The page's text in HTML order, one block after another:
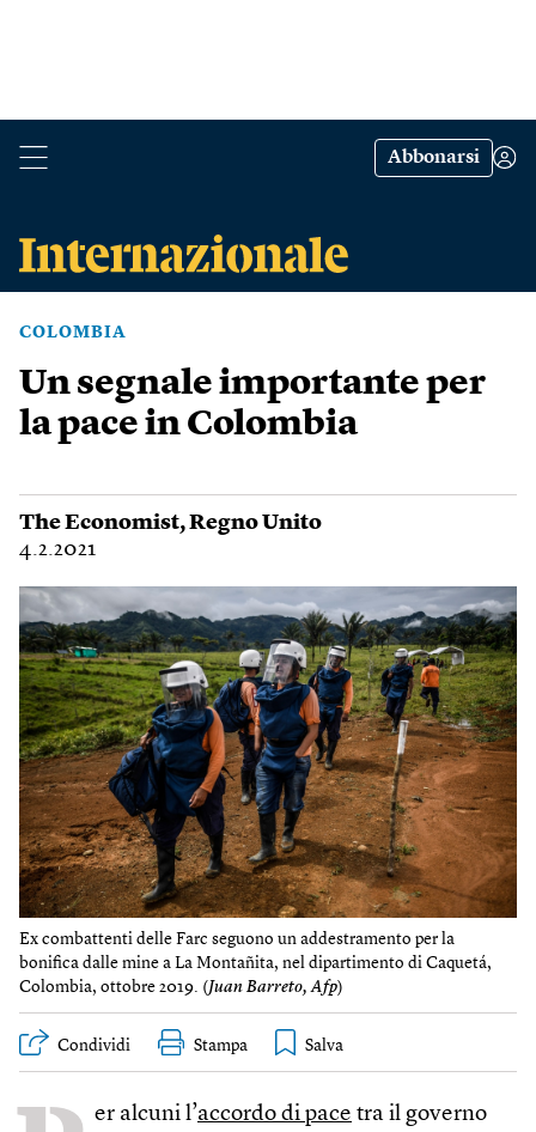
Abbonarsi
COLOMBIA
Un segnale importante per
la pace in Colombia
The Economist,Regno Unito
4.2.2021
Ex combattenti delle Farc seguono un addestramento per la
bonifica dalle mine a La Montañita, nel dipartimento di Caquetá,
Colombia, ottobre 2019. (Juan Barreto, Afp)
Condividi Stampa
er alcuni l’accordo di pace tra il governo